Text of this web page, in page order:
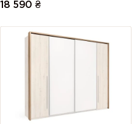
18 590 ₴